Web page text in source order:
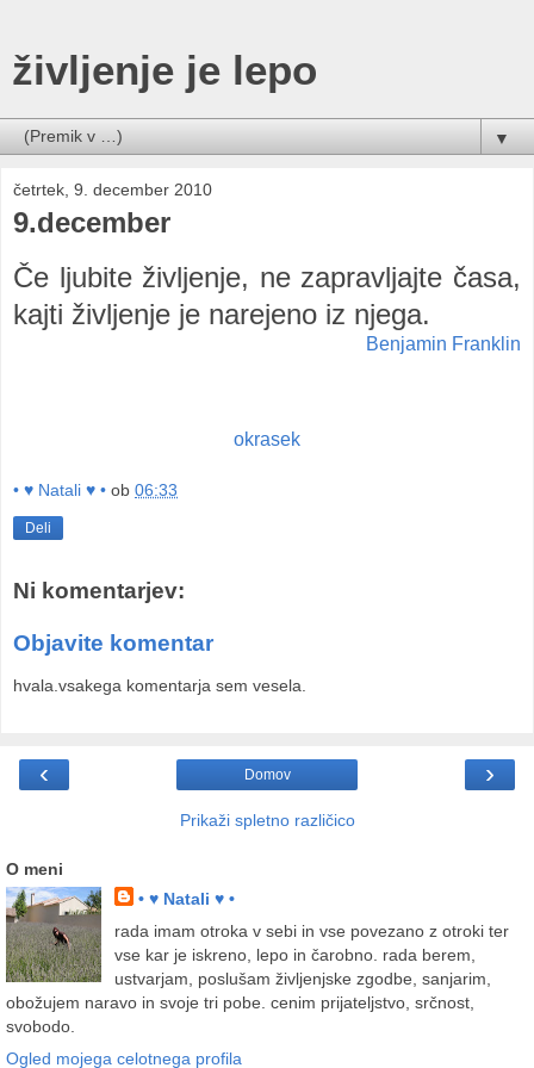
življenje je lepo
▼
četrtek, 9. december 2010
9.december
Če ljubite življenje, ne zapravljajte časa,
kajti življenje je narejeno iz njega.
Benjamin Franklin
okrasek
• ♥ Natali ♥ • ob 06:33
Deli
Ni komentarjev:
Objavite komentar
hvala.vsakega komentarja sem vesela.
‹ ›
Domov
Prikaži spletno različico
O meni
• ♥ Natali ♥ •
rada imam otroka v sebi in vse povezano z otroki ter
vse kar je iskreno, lepo in čarobno. rada berem,
ustvarjam, poslušam življenjske zgodbe, sanjarim,
obožujem naravo in svoje tri pobe. cenim prijateljstvo, srčnost,
svobodo.
Ogled mojega celotnega profila